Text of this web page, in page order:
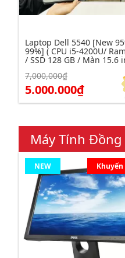
Click để xem chi tiết Đặt
Laptop Dell 5540 [New
99%] ( CPU i5-4200U/
/ SSD 128 GB / Màn 15.6
7,000,000₫
5.000.000₫
Máy Tính Đồng
Khuyến
NEW